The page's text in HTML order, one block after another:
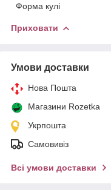
Форма кулі
Приховати
Умови доставки
Нова Пошта
Магазини Rozetka
Укрпошта
Самовивіз
Всі умови доставки